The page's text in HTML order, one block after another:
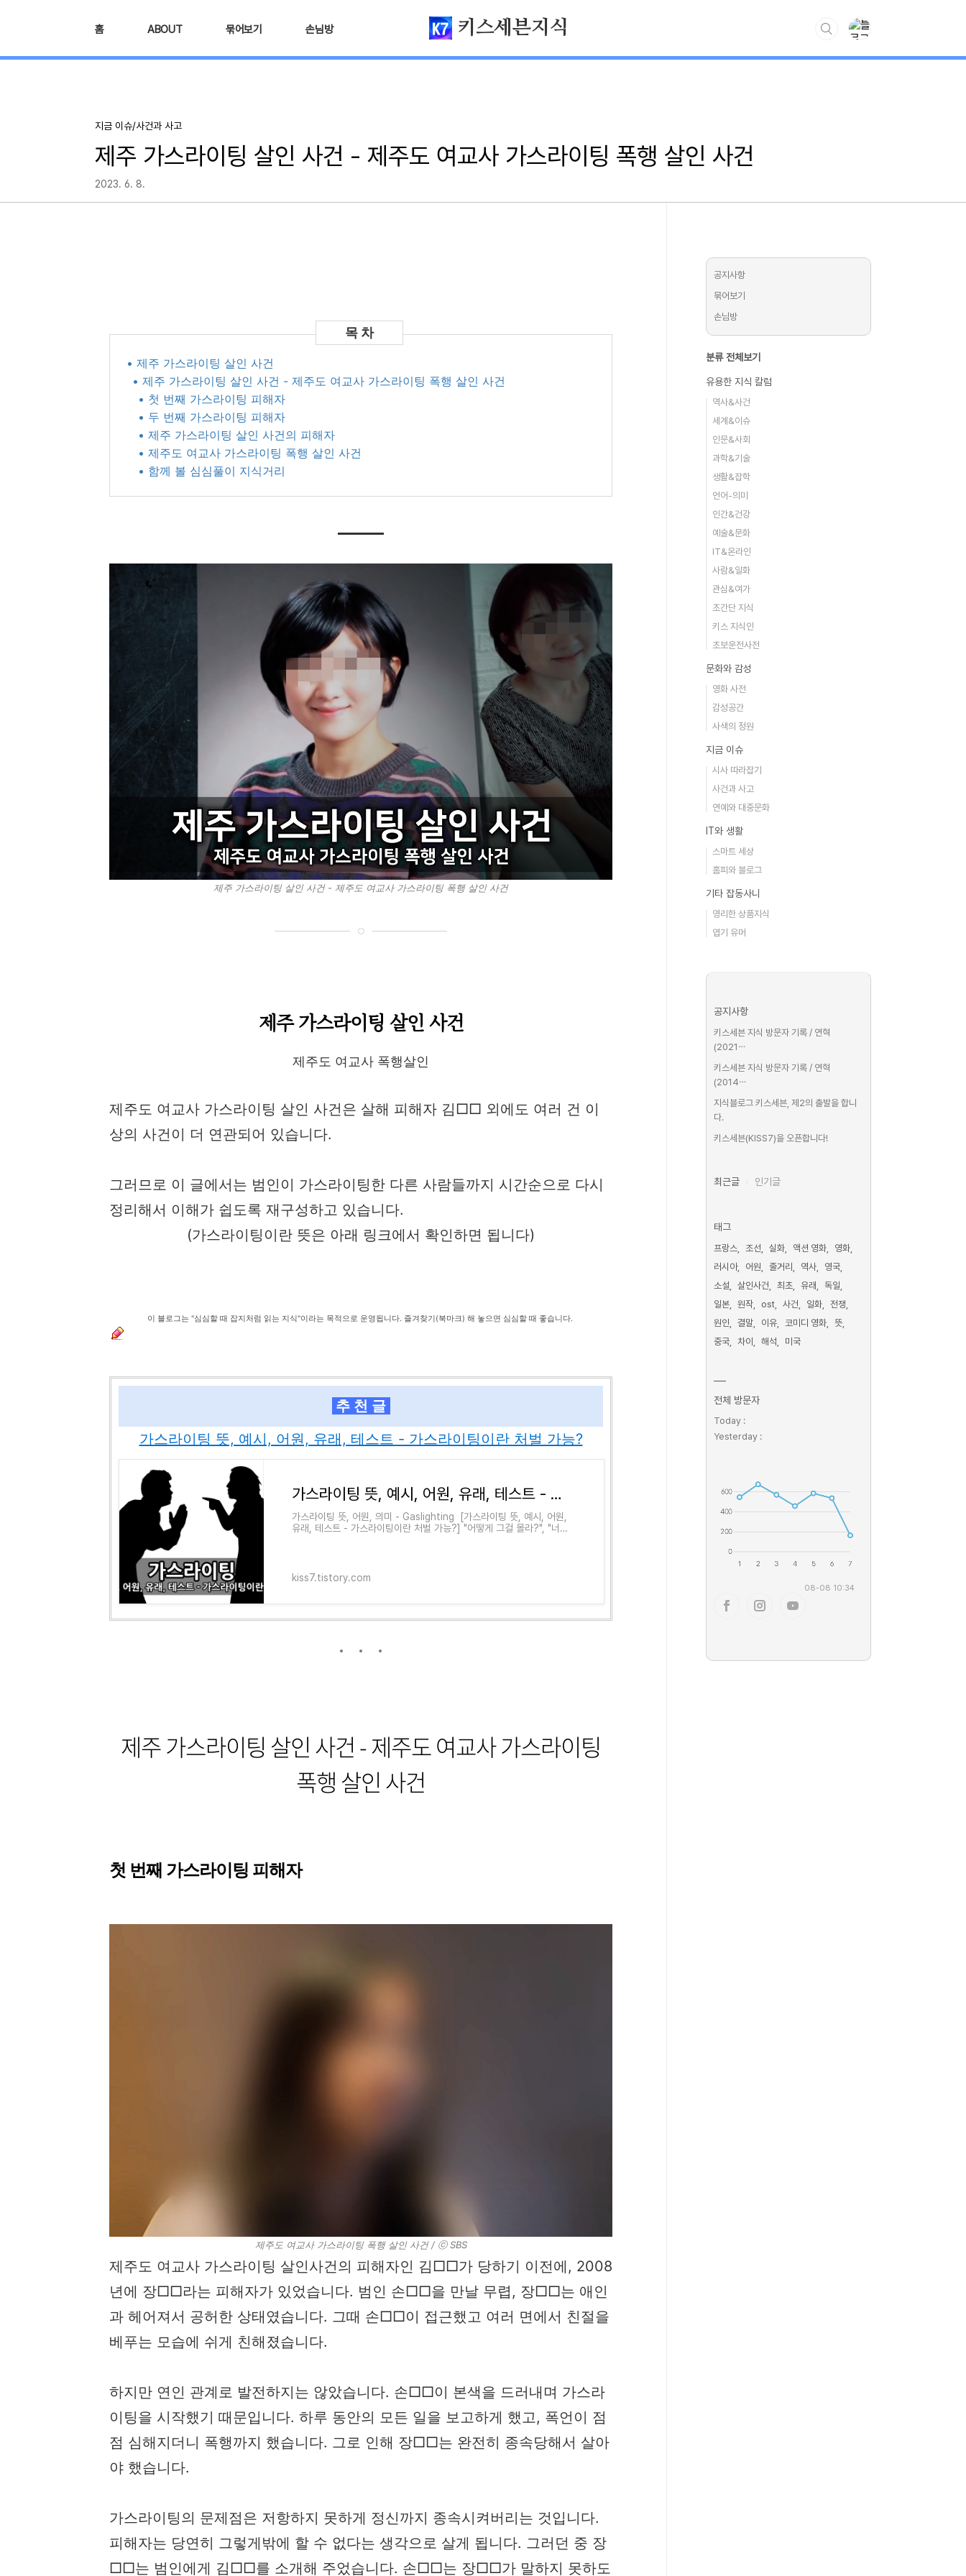
키스세븐지식
홈 ABOUT 묶어보기 손님방
지금 이슈/사건과 사고
제주 가스라이팅 살인 사건 - 제주도 여교사 가스라이팅 폭행 살인 사건
2023. 6. 8.
• 제주 가스라이팅 살인 사건
• 제주 가스라이팅 살인 사건 - 제주도 여교사 가스라이팅 폭행 살인 사건
• 첫 번째 가스라이팅 피해자 ​
• 두 번째 가스라이팅 피해자 ​
• 제주 가스라이팅 살인 사건의 피해자 ​
• 제주도 여교사 가스라이팅 폭행 살인 사건 ​
• 함께 볼 심심풀이 지식거리
제주 가스라이팅 살인 사건 - 제주도 여교사 가스라이팅 폭행 살인 사건
제주 가스라이팅 살인 사건
제주도 여교사 폭행살인
제주도 여교사 가스라이팅 살인 사건은 살해 피해자 김□□ 외에도 여러 건 이
상의 사건이 더 연관되어 있습니다.
그러므로 이 글에서는 범인이 가스라이팅한 다른 사람들까지 시간순으로 다시
정리해서 이해가 쉽도록 재구성하고 있습니다.
(가스라이팅이란 뜻은 아래 링크에서 확인하면 됩니다)
이 블로그는 "심심할 때 잡지처럼 읽는 지식"이라는 목적으로 운영됩니다. 즐겨찾기(북마크) 해 놓으면 심심할 때 좋습니다.
추 천 글
가스라이팅 뜻, 예시, 어원, 유래, 테스트 - 가스라이팅이란 처벌 가능?
가스라이팅 뜻, 예시, 어원, 유래, 테스트 - 가스라이팅이란 처벌 가능?
가스라이팅 뜻, 어원, 의미 - Gaslighting ​ [가스라이팅 뜻, 예시, 어원,
유래, 테스트 - 가스라이팅이란 처벌 가능?] "어떻게 그걸 몰라?", "너는
kiss7.tistory.com
제주 가스라이팅 살인 사건 - 제주도 여교사 가스라이팅
폭행 살인 사건
첫 번째 가스라이팅 피해자
제주도 여교사 가스라이팅 폭행 살인 사건 / ⓒ SBS
제주도 여교사 가스라이팅 살인사건의 피해자인 김□□가 당하기 이전에, 2008
년에 장□□라는 피해자가 있었습니다. 범인 손□□을 만날 무렵, 장□□는 애인
과 헤어져서 공허한 상태였습니다. 그때 손□□이 접근했고 여러 면에서 친절을
베푸는 모습에 쉬게 친해졌습니다.
하지만 연인 관계로 발전하지는 않았습니다. 손□□이 본색을 드러내며 가스라
이팅을 시작했기 때문입니다. 하루 동안의 모든 일을 보고하게 했고, 폭언이 점
점 심해지더니 폭행까지 했습니다. 그로 인해 장□□는 완전히 종속당해서 살아
야 했습니다.
가스라이팅의 문제점은 저항하지 못하게 정신까지 종속시켜버리는 것입니다.
피해자는 당연히 그렇게밖에 할 수 없다는 생각으로 살게 됩니다. 그러던 중 장
□□는 범인에게 김□□를 소개해 주었습니다. 손□□는 장□□가 말하지 못하도
공지사항
묶어보기
손님방
분류 전체보기
유용한 지식 칼럼
역사&사건
세계&이슈
인문&사회
과학&기술
생활&잡학
언어-의미
인간&건강
예술&문화
IT&온라인
사람&일화
관심&여가
초간단 지식
키스 지식인
초보운전사전
문화와 감성
영화 사전
감성공간
사색의 정원
지금 이슈
시사 따라잡기
사건과 사고
연예와 대중문화
IT와 생활
스마트 세상
홈피와 블로그
기타 잡동사니
영리한 상품지식
엽기 유머
공지사항
키스세븐 지식 방문자 기록 / 연혁
(2021⋯
키스세븐 지식 방문자 기록 / 연혁
(2014⋯
지식블로그 키스세븐, 제2의 출발을 합니
다.
키스세븐(KISS7)을 오픈합니다!
최근글 인기글
태그
프랑스 조선 실화 액션 영화
영화
러시아
어원 줄거리 역사
영국
소설
살인사건 최초 유래
독일
일본
원작 ost 사건 일화
전쟁
원인
결말 이유 코미디 영화
뜻
중국
차이 해석 미국
전체 방문자
Today :
Yesterday :
08-08 10:34